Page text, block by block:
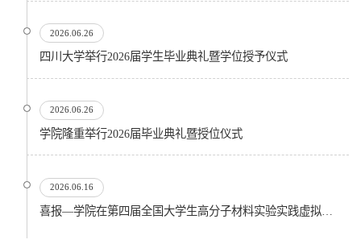
2026.06.26
四川大学举行2026届学生毕业典礼暨学位授予仪式
2026.06.26
​学院隆重举行2026届毕业典礼暨授位仪式
2026.06.16